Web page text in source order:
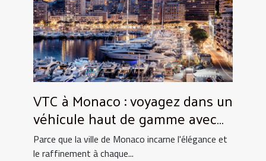
VTC à Monaco : voyagez dans un
véhicule haut de gamme avec
Privilège Avenue !
Parce que la ville de Monaco incarne l'élégance et
le raffinement à chaque...